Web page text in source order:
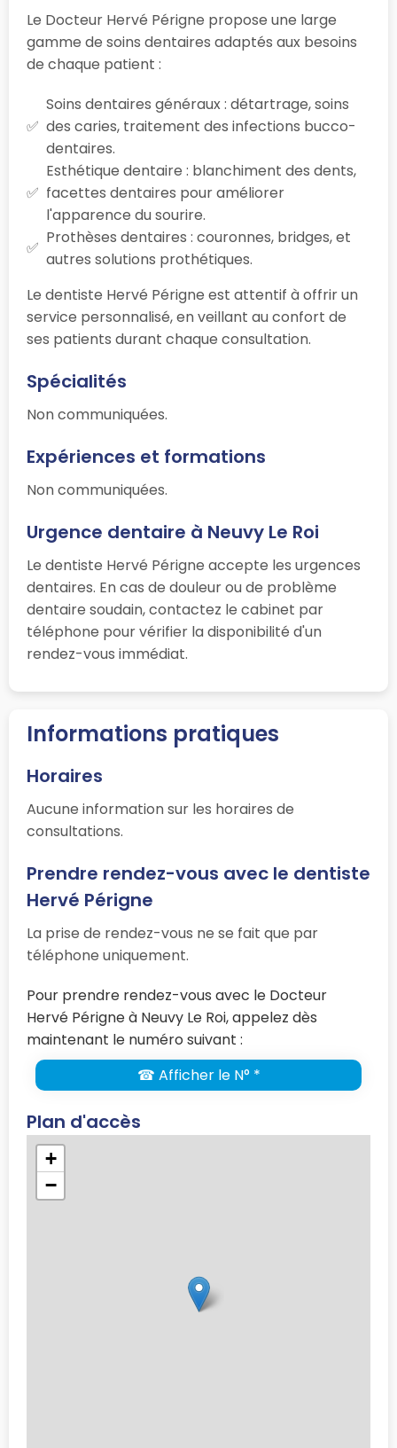
Le Docteur Hervé Périgne propose une large
gamme de soins dentaires adaptés aux besoins
de chaque patient :
Soins dentaires généraux : détartrage, soins
des caries, traitement des infections bucco-
dentaires.
Esthétique dentaire : blanchiment des dents,
facettes dentaires pour améliorer
l'apparence du sourire.
Prothèses dentaires : couronnes, bridges, et
autres solutions prothétiques.
Le dentiste Hervé Périgne est attentif à offrir un
service personnalisé, en veillant au confort de
ses patients durant chaque consultation.
Spécialités
Non communiquées.
Expériences et formations
Non communiquées.
Urgence dentaire à Neuvy Le Roi
Le dentiste Hervé Périgne accepte les urgences
dentaires. En cas de douleur ou de problème
dentaire soudain, contactez le cabinet par
téléphone pour vérifier la disponibilité d'un
rendez-vous immédiat.
Informations pratiques
Horaires
Aucune information sur les horaires de
consultations.
Prendre rendez-vous avec le dentiste
Hervé Périgne
La prise de rendez-vous ne se fait que par
téléphone uniquement.
Pour prendre rendez-vous avec le Docteur
Hervé Périgne à Neuvy Le Roi, appelez dès
maintenant le numéro suivant :
☎ Afficher le N° *
Plan d'accès
+
−